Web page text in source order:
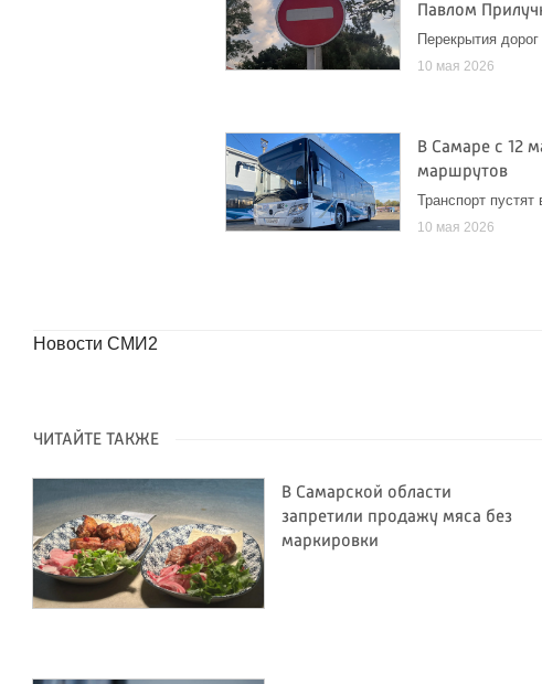
Павлом
Перекрытия
10 мая 2026
В Самаре с 12
маршрутов
Транспорт пустят
10 мая 2026
Новости СМИ2
ЧИТАЙТЕ ТАКЖЕ
В Самарской области
запретили продажу мяса без
маркировки